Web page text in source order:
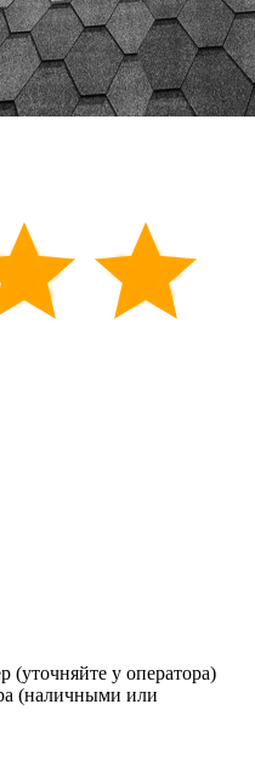
(уточняйте у оператора)
(наличными или